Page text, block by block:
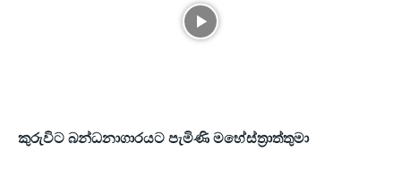
කුරුවිට බන්ධනාගාරයට පැමිණි මහේස්ත්‍රාත්තුමා